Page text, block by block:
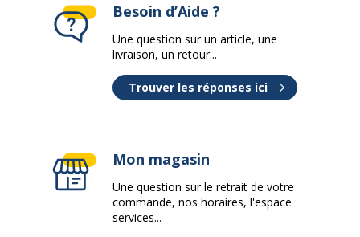
Besoin d’Aide ?
Une question sur un article, une
livraison, un retour...
Trouver les réponses ici
Mon magasin
Une question sur le retrait de votre
commande, nos horaires, l'espace
services...